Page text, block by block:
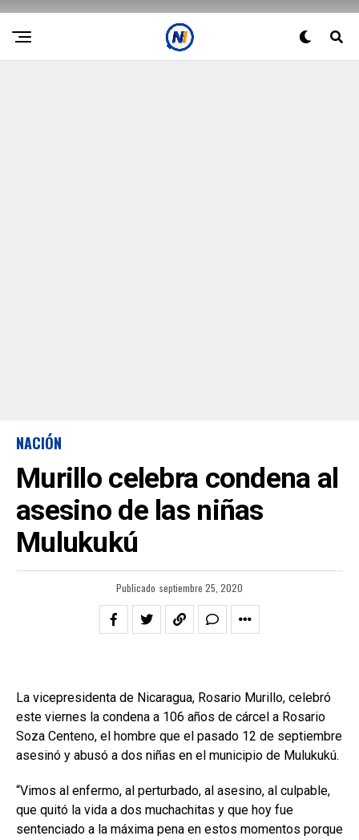
NACIÓN
Murillo celebra condena al
asesino de las niñas
Mulukukú
Publicado septiembre 25, 2020
La vicepresidenta de Nicaragua, Rosario Murillo, celebró
este viernes la condena a 106 años de cárcel a Rosario
Soza Centeno, el hombre que el pasado 12 de septiembre
asesinó y abusó a dos niñas en el municipio de Mulukukú.
“Vimos al enfermo, al perturbado, al asesino, al culpable,
que quitó la vida a dos muchachitas y que hoy fue
sentenciado a la máxima pena en estos momentos porque